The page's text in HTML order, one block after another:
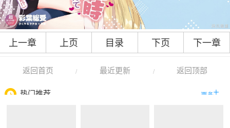
上一章 上页 目录 下页 下一章
返回首页 / 最近更新 / 返回顶部
热门推荐